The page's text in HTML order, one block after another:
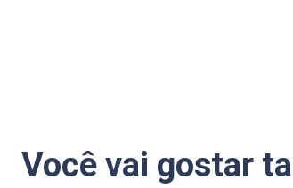
Você vai gostar